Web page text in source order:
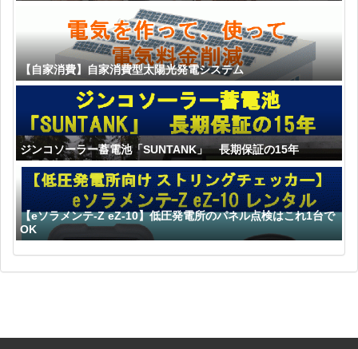
【自家消費】自家消費型太陽光発電システム
ジンコソーラー蓄電池「SUNTANK」 長期保証の15年
【eソラメンテ-Z eZ-10】低圧発電所のパネル点検はこれ1台で
OK